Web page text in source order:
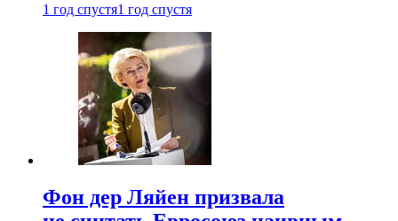
1 год спустя1 год спустя
Фон дер Ляйен призвала